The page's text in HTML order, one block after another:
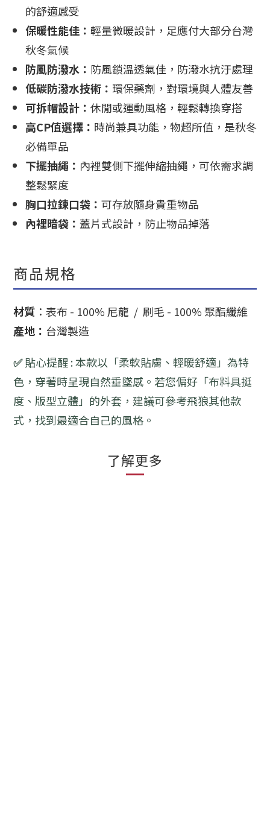
的舒適感受
保暖性能佳： 輕量微暖設計，足應付大部分台灣
秋冬氣候
防風防潑水： 防風鎖溫透氣佳，防潑水抗汙處理
低碳防潑水技術： 環保藥劑，對環境與人體友善
可拆帽設計： 休閒或運動風格，輕鬆轉換穿搭
高CP值選擇： 時尚兼具功能，物超所值，是秋冬
必備單品
下擺抽繩： 內裡雙側下擺伸縮抽繩，可依需求調
整鬆緊度
胸口拉鍊口袋： 可存放隨身貴重物品
內裡暗袋： 蓋片式設計，防止物品掉落
商品規格
材質 ：表布 - 100% 尼龍 / 刷毛 - 100% 聚酯纖維
產地： 台灣製造
✅貼心提醒 : 本款以「柔軟貼膚、輕暖舒適」為特
色，穿著時呈現自然垂墜感。若您偏好「布料具挺
度、版型立體」的外套，建議可參考飛狼其他款
式，找到最適合自己的風格。
了解更多